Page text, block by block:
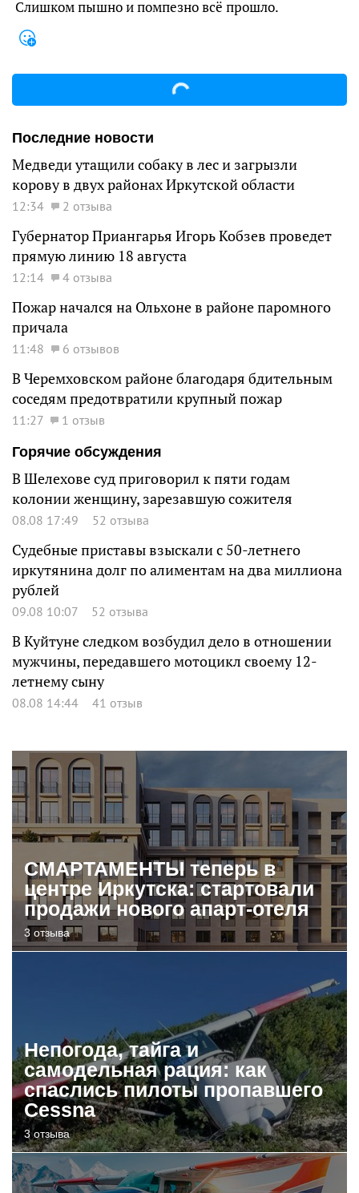
Слишком пышно и помпезно всё прошло.
Последние новости
Медведи утащили собаку в лес и загрызли
корову в двух районах Иркутской области
12:34 2 отзыва
Губернатор Приангарья Игорь Кобзев проведет
прямую линию 18 августа
12:14 4 отзыва
Пожар начался на Ольхоне в районе паромного
причала
11:48 6 отзывов
В Черемховском районе благодаря бдительным
соседям предотвратили крупный пожар
11:27
1 отзыв
Горячие обсуждения
В Шелехове суд приговорил к пяти годам
колонии женщину, зарезавшую сожителя
08.08 17:49 52 отзыва
Судебные приставы взыскали с 50-летнего
иркутянина долг по алиментам на два миллиона
рублей
09.08 10:07 52 отзыва
В Куйтуне следком возбудил дело в отношении
мужчины, передавшего мотоцикл своему 12-
летнему сыну
08.08 14:44 41 отзыв
СМАРТАМЕНТЫ теперь в
центре Иркутска: стартовали
продажи нового апарт-отеля
3 отзыва
Непогода, тайга и
самодельная рация: как
спаслись пилоты пропавшего
Cessna
3 отзыва